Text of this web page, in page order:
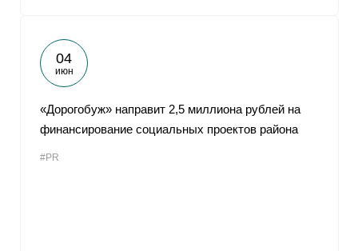
04
июн
«Дорогобуж» направит 2,5 миллиона рублей на
финансирование социальных проектов района
#PR